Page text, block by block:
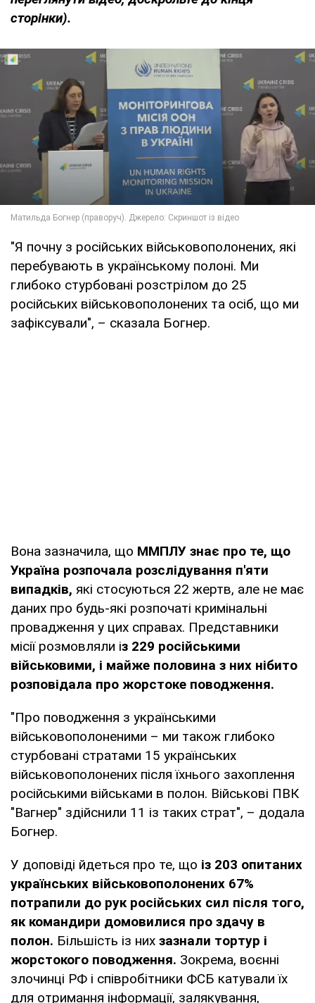
сторінки).
"Я почну з російських військовополонених, які
перебувають в українському полоні. Ми
глибоко стурбовані розстрілом до 25
російських військовополонених та осіб, що ми
зафіксували", – сказала Богнер.
Вона зазначила, що ММПЛУ знає про те, що
Україна розпочала розслідування п'яти
випадків, які стосуються 22 жертв, але не має
даних про будь-які розпочаті кримінальні
провадження у цих справах. Представники
місії розмовляли із 229 російськими
військовими, і майже половина з них нібито
розповідала про жорстоке поводження.
"Про поводження з українськими
військовополоненими – ми також глибоко
стурбовані стратами 15 українських
військовополонених після їхнього захоплення
російськими військами в полон. Військові ПВК
"Вагнер" здійснили 11 із таких страт", – додала
Богнер.
У доповіді йдеться про те, що із 203 опитаних
українських військовополонених 67%
потрапили до рук російських сил після того,
як командири домовилися про здачу в
полон. Більшість із них зазнали тортур і
жорстокого поводження. Зокрема, воєнні
злочинці РФ і співробітники ФСБ катували їх
для отримання інформації, залякування,